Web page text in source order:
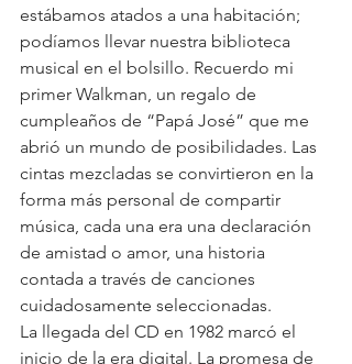
estábamos atados a una habitación;
podíamos llevar nuestra biblioteca
musical en el bolsillo. Recuerdo mi
primer Walkman, un regalo de
cumpleaños de “Papá José” que me
abrió un mundo de posibilidades. Las
cintas mezcladas se convirtieron en la
forma más personal de compartir
música, cada una era una declaración
de amistad o amor, una historia
contada a través de canciones
cuidadosamente seleccionadas.
La llegada del CD en 1982 marcó el
inicio de la era digital. La promesa de